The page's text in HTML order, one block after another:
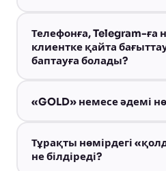
Телефонға, Telegram-ға
клиентке қайта
баптауға болады?
«GOLD» немесе әдемі
Тұрақты нөмірдегі
не білдіреді?